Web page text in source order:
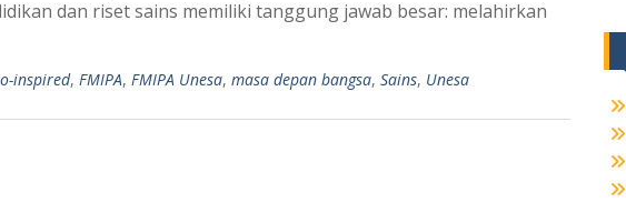
dan riset sains memiliki tanggung jawab besar: melahirkan
inspired, FMIPA, FMIPA Unesa, masa depan bangsa, Sains, Unesa